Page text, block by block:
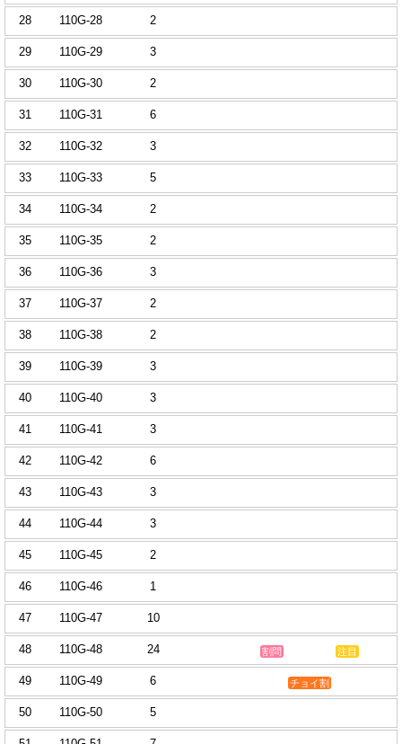
28 110G-28 2
29 110G-29 3
30 110G-30 2
31 110G-31 6
32 110G-32 3
33 110G-33 5
34 110G-34 2
35 110G-35 2
36 110G-36 3
37 110G-37 2
38 110G-38 2
39 110G-39 3
40 110G-40 3
41 110G-41 3
42 110G-42 6
43 110G-43 3
44 110G-44 3
45 110G-45 2
46 110G-46 1
47 110G-47 10
48 110G-48 24 割問 注目
49 110G-49 6 チョイ割
50 110G-50 5